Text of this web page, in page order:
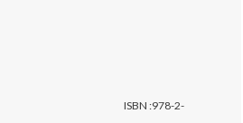
ISBN :978-2-